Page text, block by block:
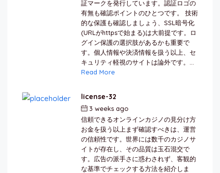
証マークを発行しています。認証ロゴの
有無も確認ポイントのひとつです。 技術
的な保護も確認しましょう、SSL暗号化
(URLがhttpsで始まる)は大前提です。ロ
グイン保護の選択肢があるかも重要で
す。個人情報や決済情報を扱う以上、セ
キュリティ軽視のサイトは論外です。...
Read More
license-32
3 weeks ago
信頼できるオンラインカジノの見分け方
お金を扱う以上まず確認すべきは、運営
の信頼性です。世界には数千のカジノサ
イトが存在し、その品質は玉石混交で
す。広告の派手さに惑わされず、客観的
な基準でチェックする方法を紹介しま